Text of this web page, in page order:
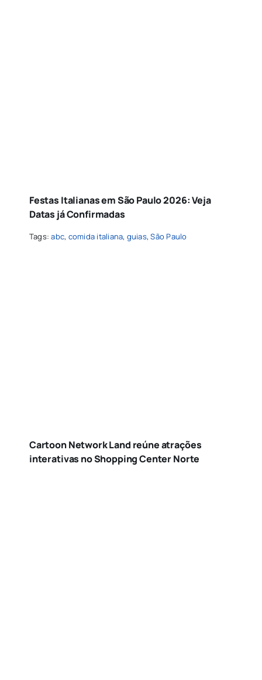
Festas Italianas em São Paulo 2026: Veja
Datas já Confirmadas
Tags:abc, comida italiana, guias,São Paulo
Cartoon Network Land reúne atrações
interativas no Shopping Center Norte